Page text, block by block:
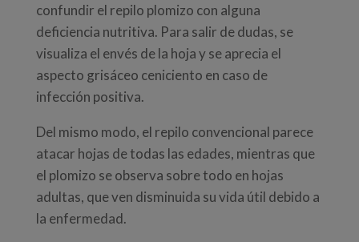
confundir el repilo plomizo con alguna
deficiencia nutritiva. Para salir de dudas, se
visualiza el envés de la hoja y se aprecia el
aspecto grisáceo ceniciento en caso de
infección positiva.
Del mismo modo, el repilo convencional parece
atacar hojas de todas las edades, mientras que
el plomizo se observa sobre todo en hojas
adultas, que ven disminuida su vida útil debido a
la enfermedad.